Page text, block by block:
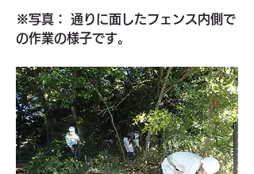
※写真： 通りに面したフェンス内側で
の作業の様子です。